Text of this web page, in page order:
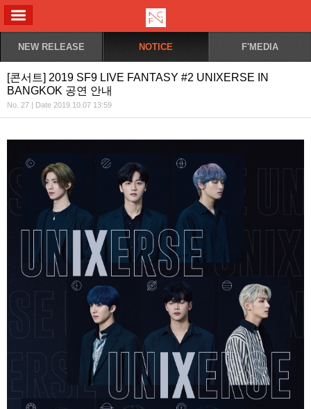
NEW RELEASE NOTICE F'MEDIA
[콘서트] 2019 SF9 LIVE FANTASY #2 UNIXERSE IN
BANGKOK 공연 안내
No. 27 | Date 2019.10.07 13:59